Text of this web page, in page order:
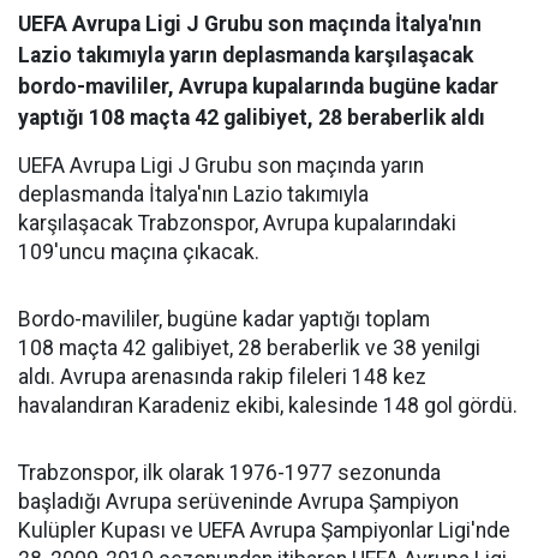
UEFA Avrupa Ligi J Grubu son maçında İtalya'nın
Lazio takımıyla yarın deplasmanda karşılaşacak
bordo-mavililer, Avrupa kupalarında bugüne kadar
yaptığı 108 maçta 42 galibiyet, 28 beraberlik aldı
UEFA Avrupa Ligi J Grubu son maçında yarın
deplasmanda İtalya'nın Lazio takımıyla
karşılaşacak Trabzonspor, Avrupa kupalarındaki
109'uncu maçına çıkacak.
Bordo-mavililer, bugüne kadar yaptığı toplam
108 maçta 42 galibiyet, 28 beraberlik ve 38 yenilgi
aldı. Avrupa arenasında rakip fileleri 148 kez
havalandıran Karadeniz ekibi, kalesinde 148 gol gördü.
Trabzonspor, ilk olarak 1976-1977 sezonunda
başladığı Avrupa serüveninde Avrupa Şampiyon
Kulüpler Kupası ve UEFA Avrupa Şampiyonlar Ligi'nde